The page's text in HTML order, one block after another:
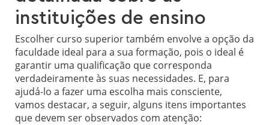
instituições de ensino
Escolher curso superior também envolve a opção da
faculdade ideal para a sua formação, pois o ideal é
garantir uma qualificação que corresponda
verdadeiramente às suas necessidades. E, para
ajudá-lo a fazer uma escolha mais consciente,
vamos destacar, a seguir, alguns itens importantes
que devem ser observados com atenção: